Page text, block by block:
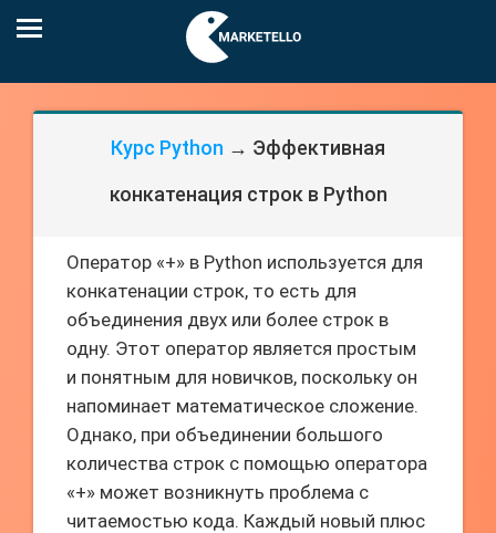
Курс Python → Эффективная
конкатенация строк в Python
Оператор «+» в Python используется для
конкатенации строк, то есть для
объединения двух или более строк в
одну. Этот оператор является простым
и понятным для новичков, поскольку он
напоминает математическое сложение.
Однако, при объединении большого
количества строк с помощью оператора
«+» может возникнуть проблема с
читаемостью кода. Каждый новый плюс